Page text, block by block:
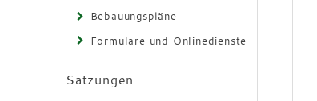
Bebauungspläne
Formulare und Onlinedienste
Satzungen